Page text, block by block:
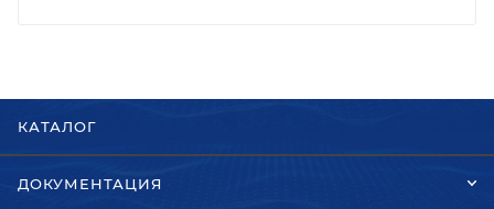
КАТАЛОГ
ДОКУМЕНТАЦИЯ